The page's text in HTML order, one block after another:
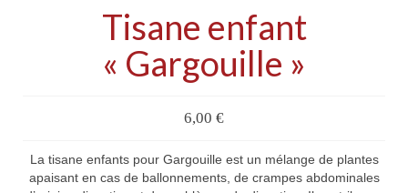
Tisane enfant
« Gargouille »
6,00 €
La tisane enfants pour Gargouille est un mélange de plantes
apaisant en cas de ballonnements, de crampes abdominales